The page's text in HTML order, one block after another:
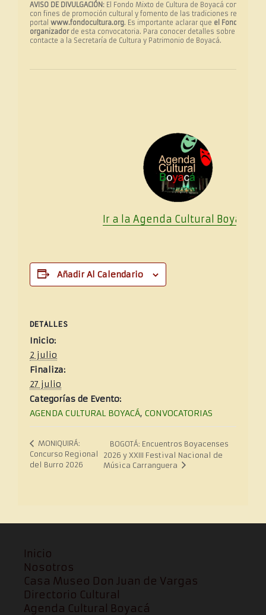
AVISO DE DIVULGACIÓN: El Fondo Mixto de Cultura de Boyacá comparte
con fines de promoción cultural y fomento de las tradiciones
portal www.fondocultura.org. Es importante aclarar que el Fondo Mixto
organizadorde esta convocatoria. Para conocer detalles sobre las
contacte a la Secretaría de Cultura y Patrimonio de Boyacá.
Ir a la Agenda Cultural Boya
Añadir Al Calendario
DETALLES
Inicio:
2 julio
Finaliza:
27 julio
Categorías de Evento:
AGENDA CULTURAL BOYACÁ, CONVOCATORIAS
MONIQUIRÁ:
Concurso Regional
del Burro 2026
BOGOTÁ: Encuentros Boyacenses
2026 y XXIII Festival Nacional de
Música Carranguera
Inicio
Nosotros
Casa Museo Don Juan de Vargas
Directorio Cultural
Agenda Cultural Boyacá